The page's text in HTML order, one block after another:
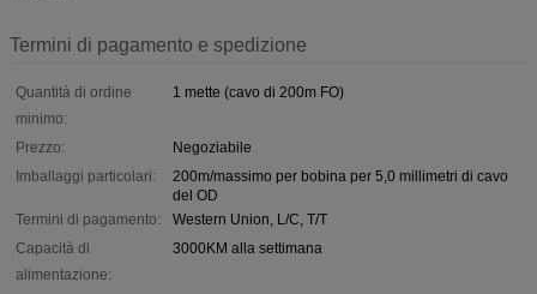
Termini di pagamento e spedizione
Quantità di ordine
minimo:
1 mette (cavo di 200m FO)
Prezzo:
Negoziabile
Imballaggi particolari:
200m/massimo per bobina per 5,0 millimetri di cavo
del OD
Termini di pagamento:
Western Union, L/C, T/T
Capacità di
alimentazione:
3000KM alla settimana